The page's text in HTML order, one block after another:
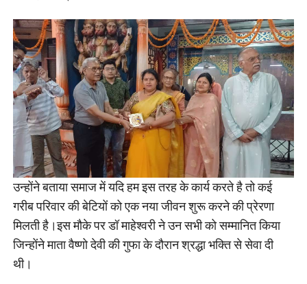
उन्होंने बताया समाज में यदि हम इस तरह के कार्य करते है तो कई
गरीब परिवार की बेटियों को एक नया जीवन शुरू करने की प्रेरणा
मिलती है।इस मौके पर डॉ माहेश्वरी ने उन सभी को सम्मानित किया
जिन्होंने माता वैष्णो देवी की गुफा के दौरान श्रद्धा भक्ति से सेवा दी
थी।